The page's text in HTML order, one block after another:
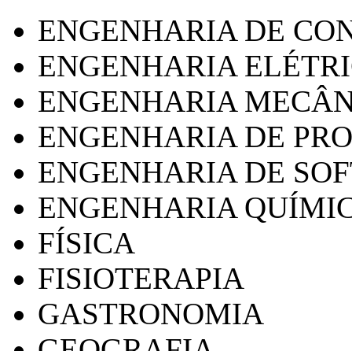
ENGENHARIA DE
ENGENHARIA
ENGENHARIA
ENGENHARIA DE
ENGENHARIA DE
ENGENHARIA
FÍSICA
FISIOTERAPIA
GASTRONOMIA